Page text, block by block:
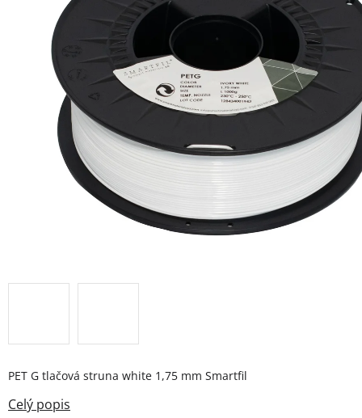
hviezdičiek.
PET G tlačová struna white 1,75 mm Smartfil